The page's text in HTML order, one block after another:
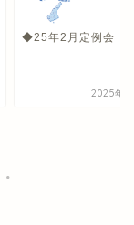
◆25年2月定例会
2025年5